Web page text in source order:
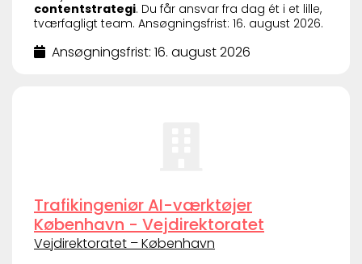
contentstrategi. Du får ansvar fra dag ét i et lille,
tværfagligt team. Ansøgningsfrist: 16. august 2026.
Ansøgningsfrist: 16. august 2026
Trafikingeniør AI-værktøjer
København - Vejdirektoratet
Vejdirektoratet – København